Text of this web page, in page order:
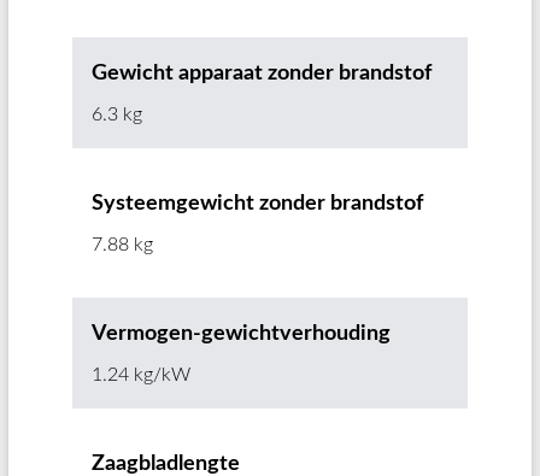
Gewicht apparaat zonder brandstof
6.3 kg
Systeemgewicht zonder brandstof
7.88 kg
Vermogen-gewichtverhouding
1.24 kg/kW
Zaagbladlengte